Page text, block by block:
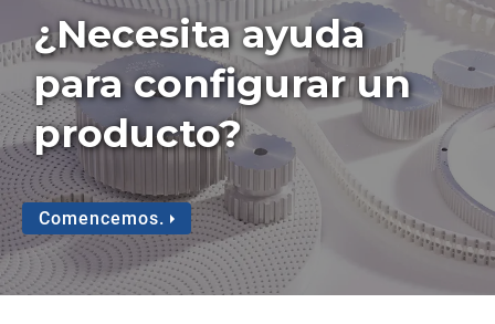
¿Necesita ayuda
para configurar un
producto?
Comencemos.